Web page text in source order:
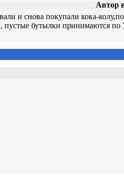
Автор
и снова покупали кока-
пустые бутылки принимаются по